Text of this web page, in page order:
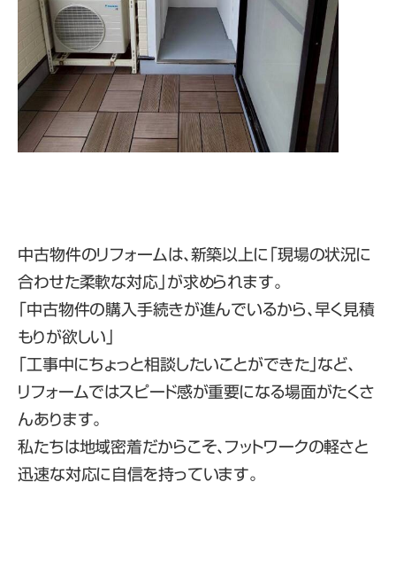
中古物件のリフォームは、新築以上に「現場の状況に
合わせた柔軟な対応」が求められます。
「中古物件の購入手続きが進んでいるから、早く見積
もりが欲しい」
「工事中にちょっと相談したいことができた」など、
リフォームではスピード感が重要になる場面がたくさ
んあります。
私たちは地域密着だからこそ、フットワークの軽さと
迅速な対応に自信を持っています。